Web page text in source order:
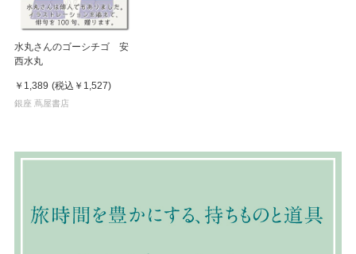
水丸さんのゴーシチゴ 安
西水丸
￥1,389 (税込 ￥1,527)
銀座 蔦屋書店